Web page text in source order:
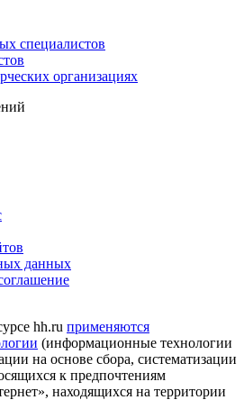
специалистов
организациях
данных
hh.ru применяются
(информационные технологии
на основе сбора, систематизации
к предпочтениям
находящихся на территории